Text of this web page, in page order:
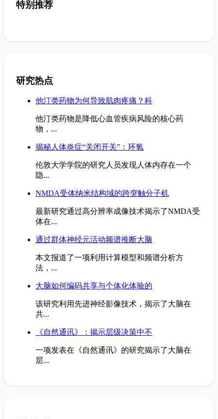
特别推荐
研究热点
他汀类药物为何导致肌肉疼痛？科
他汀类药物是降低心血管疾病风险的核心药
物，...
揭秘人体炎症“关闭开关”：环氧
伦敦大学学院的研究人员发现人体内存在一个
隐...
NMDA受体纳米结构域的跨突触分子机
最新研究通过高分辨率成像技术揭示了NMDA受
体在...
通过群体神经元活动频谱推断大脑
本文报道了一项利用计算模型和频谱分析方
法，...
大脑如何编码共享与个体化体验的
该研究利用先进神经影像技术，揭示了大脑在
共...
《自然通讯》：揭示层级决策中不
一项发表在《自然通讯》的研究揭示了大脑在
层...